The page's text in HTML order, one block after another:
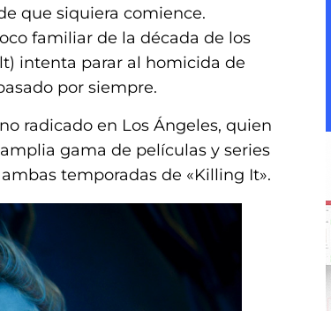
que siquiera comience.
familiar de la década de los
intenta parar al homicida de
por siempre.
radicado en Los Ángeles, quien
gama de películas y series
temporadas de «Killing It».